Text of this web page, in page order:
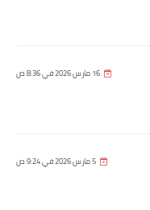
16 مارس 2026 في 8:36 ص
5 مارس 2026 في 9:24 ص